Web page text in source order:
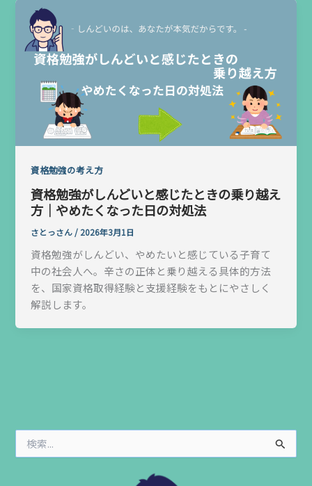
資格勉強の考え方
資格勉強がしんどいと感じたときの乗り越え
方｜やめたくなった日の対処法
さとっさん / 2026年3月1日
資格勉強がしんどい、やめたいと感じている子育て
中の社会人へ。辛さの正体と乗り越える具体的方法
を、国家資格取得経験と支援経験をもとにやさしく
解説します。
索